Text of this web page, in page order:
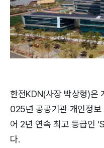
한전KDN(사장 박상형)은
025년 공공기관 개인정보
어 2년 연속 최고 등급인
다.